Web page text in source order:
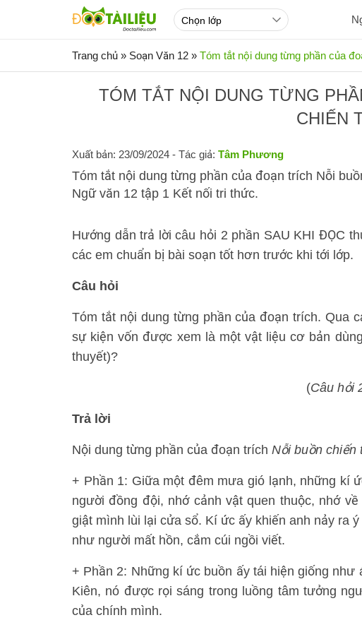
Trang chủ » Soạn Văn 12 » Tóm tắt nội dung từng phần của
TÓM TẮT NỘI DUNG TỪNG
CHIẾN
Xuất bản: 23/09/2024 - Tác giả: Tâm Phương
Tóm tắt nội dung từng phần của đoạn trích Nỗi
Ngữ văn 12 tập 1 Kết nối tri thức.
Hướng dẫn trả lời câu hỏi 2 phần SAU KHI ĐỌC
các em chuẩn bị bài soạn tốt hơn trước khi tới lớp.
Câu hỏi
Tóm tắt nội dung từng phần của đoạn trích. Qua
sự kiện vốn được xem là một vật liệu cơ bản
thuyết)?
(Câu hỏi
Trả lời
Nội dung từng phần của đoạn trích Nỗi buồn chiến
+ Phần 1: Giữa một đêm mưa gió lạnh, những kí
người đồng đội, nhớ cảnh vật quen thuộc, nhớ
giật mình lùi lại cửa sổ. Kí ức ấy khiến anh nảy ra
như người mất hồn, cắm cúi ngồi viết.
+ Phần 2: Những kí ức buồn ấy tái hiện giống
Kiên, nó được rọi sáng trong luồng tâm tưởng
của chính mình.